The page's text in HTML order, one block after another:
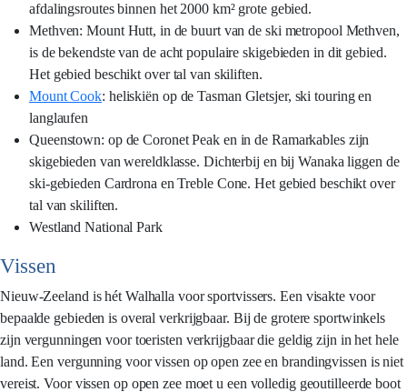
afdalingsroutes binnen het 2000 km² grote gebied.
Methven: Mount Hutt, in de buurt van de ski metropool Methven,
is de bekendste van de acht populaire skigebieden in dit gebied.
Het gebied beschikt over tal van skiliften.
Mount Cook: heliskiën op de Tasman Gletsjer, ski touring en
langlaufen
Queenstown: op de Coronet Peak en in de Ramarkables zijn
skigebieden van wereldklasse. Dichterbij en bij Wanaka liggen de
ski-gebieden Cardrona en Treble Cone. Het gebied beschikt over
tal van skiliften.
Westland National Park
Vissen
Nieuw-Zeeland is hét Walhalla voor sportvissers. Een visakte voor
bepaalde gebieden is overal verkrijgbaar. Bij de grotere sportwinkels
zijn vergunningen voor toeristen verkrijgbaar die geldig zijn in het hele
land. Een vergunning voor vissen op open zee en brandingvissen is niet
vereist. Voor vissen op open zee moet u een volledig geoutilleerde boot